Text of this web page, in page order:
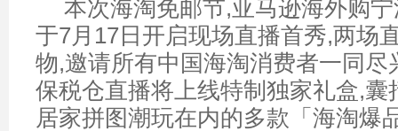
本次海淘免邮节,亚马逊海外购
于7月17日开启现场直播首秀,两场
物,邀请所有中国海淘消费者一同尽
保税仓直播将上线特制独家礼盒,囊
居家拼图潮玩在内的多款「海淘爆